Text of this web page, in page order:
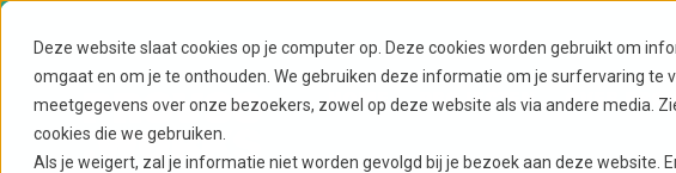
Deze website slaat cookies op je computer op. Deze cookies worden gebruikt om
omgaat en om je te onthouden. We gebruiken deze informatie om je surfervaring te
meetgegevens over onze bezoekers, zowel op deze website als via andere media.
cookies die we gebruiken.
Als je weigert, zal je informatie niet worden gevolgd bij je bezoek aan deze website.
Ga
naar
inhoud
HOME PROJECTEN OVER